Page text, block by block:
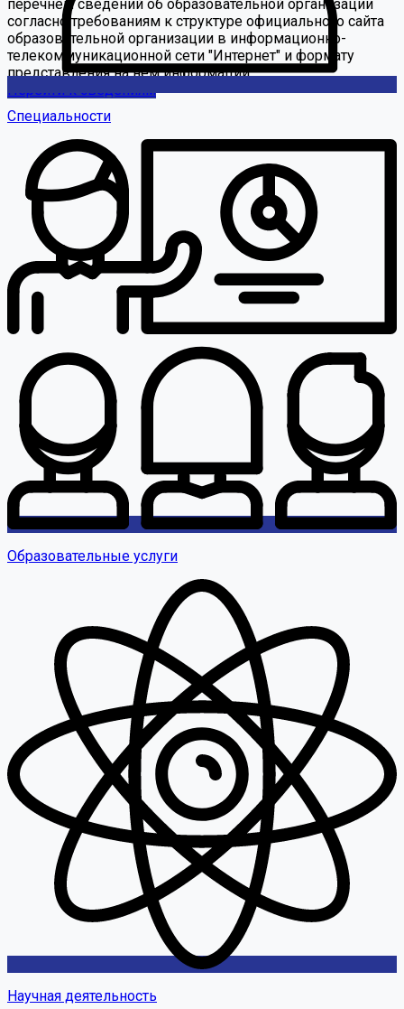
перечнем сведений об образовательной организации
согласно требованиям к структуре официального сайта
образовательной организации в информационно-
телекоммуникационной сети "Интернет" и формату
представления на нем информации
Перейти к сведениям
Специальности
Образовательные услуги
Научная деятельность